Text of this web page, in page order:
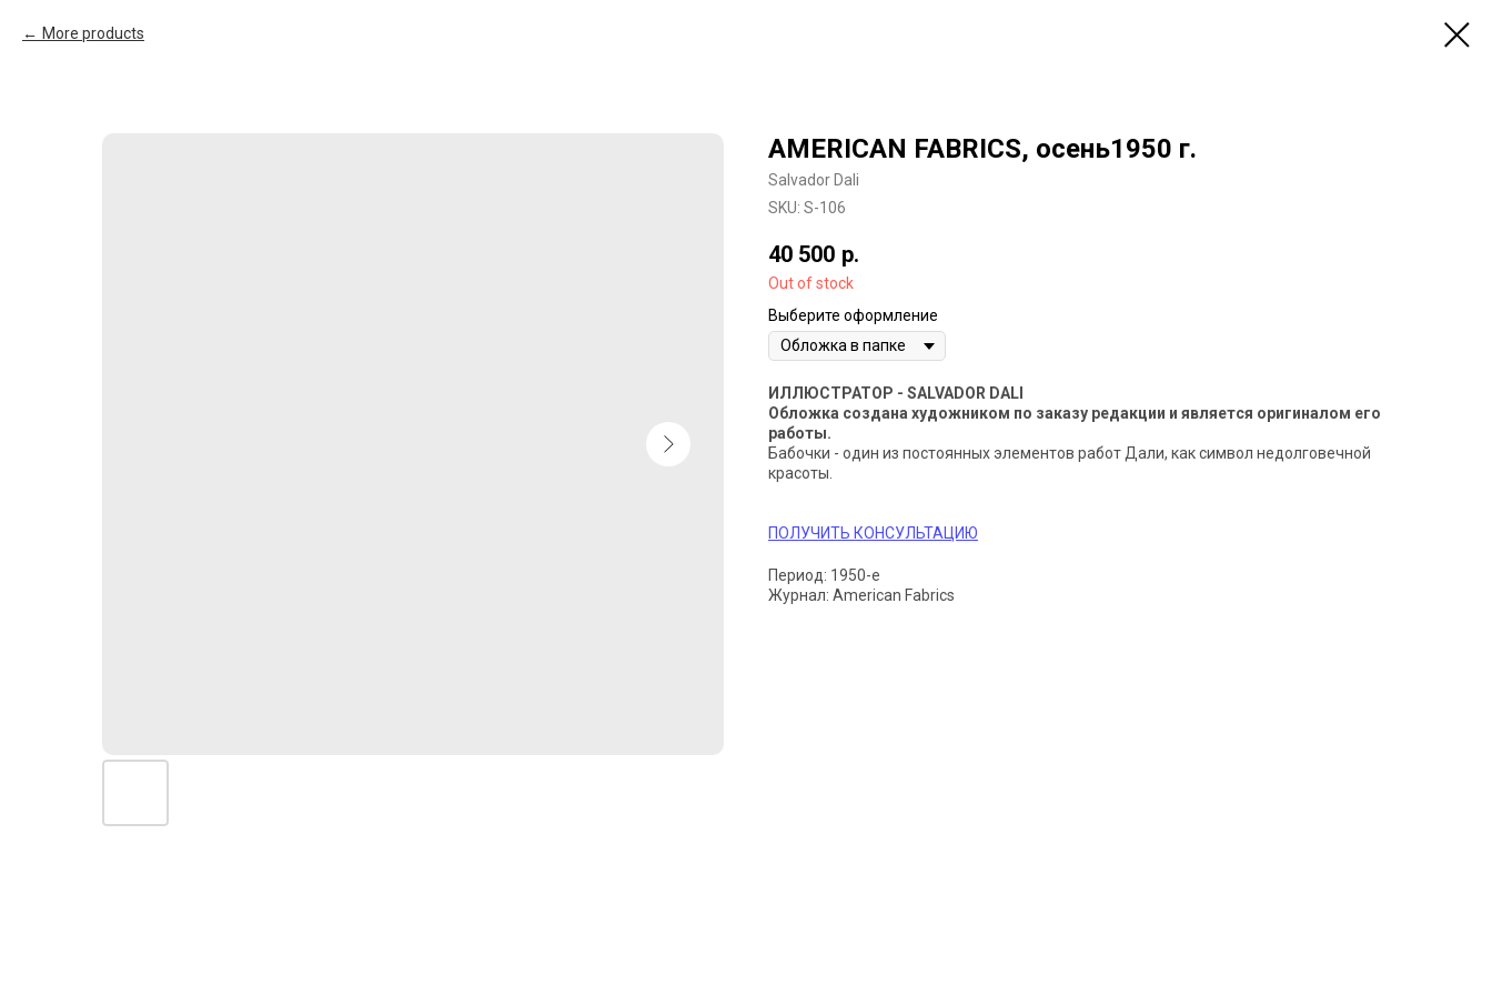
More products
AMERICAN FABRICS, осень1950 г.
Salvador Dali
SKU: S-106
40 500 р.
Out of stock
Выберите оформление
ИЛЛЮСТРАТОР - SALVADOR DALI
Обложка создана художником по заказу редакции и является оригиналом его
работы.
Бабочки - один из постоянных элементов работ Дали, как символ недолговечной
красоты.
ПОЛУЧИТЬ КОНСУЛЬТАЦИЮ
Период: 1950-е
Журнал: American Fabrics